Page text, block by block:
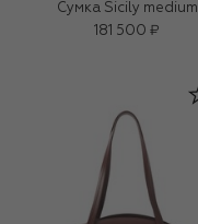
Сумка Sicily medium
181 500 ₽